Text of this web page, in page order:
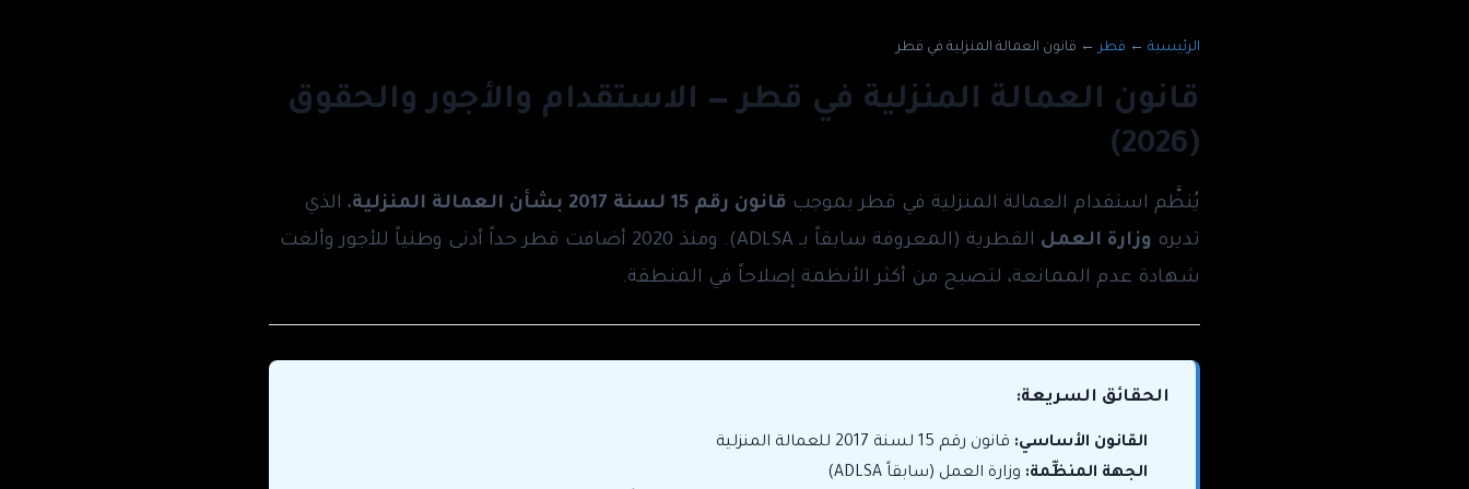
الرئيسية ← قطر ← قانون العمالة المنزلية في قطر
قانون العمالة المنزلية في قطر — الاستقدام والأجور والحقوق
(2026)
يُنظَّم استقدام العمالة المنزلية في قطر بموجب قانون رقم 15 لسنة 2017 بشأن العمالة المنزلية
، الذي
تديره وزارة العمل
القطرية (المعروفة سابقاً بـ ADLSA). ومنذ 2020 أضافت قطر حداً أدنى وطنياً للأجور وألغت
شهادة عدم الممانعة، لتصبح من أكثر الأنظمة إصلاحاً في المنطقة.
الحقائق السريعة:
القانون الأساسي: قانون رقم 15 لسنة 2017 للعمالة المنزلية
الجهة المنظِّمة: وزارة العمل (سابقاً ADLSA)